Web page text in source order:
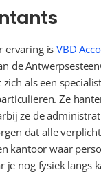
ervaring is VBD
de
als een
Ze
ze de
dat alle
kantoor waar
je nog fysiek langs